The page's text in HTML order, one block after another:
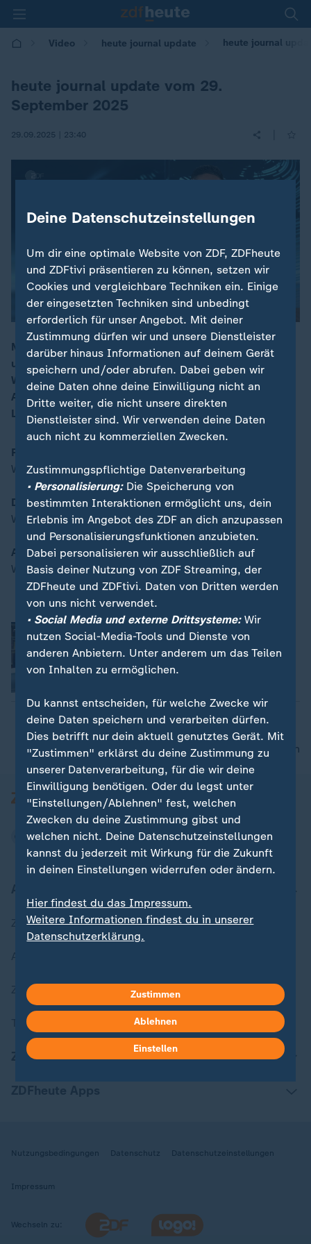
Video heute journal update heute journal
heute journal update vom 29.
September 2025
29.09.2025 | 23:40
00:16
Mit den Themen: Friedensplan für Gaza? - Was Trump
und Netanjahu verhandeln; Drohnen und Diplomatie -
Was EU und NATO Putin entgegensetzen;
Aktionswoche gegen Verschwendung - Warum
Lebensmittel im Müll landen
Friedensplan für Gaza?
Was Trump und Netanjahu verhandeln
Drohnen und Diplomatie
Was EU und NATO Putin entgegensetzen
Aktionswoche gegen Verschwendung
Warum Lebensmittel im Müll landen
"Viel Optimismus kann ich nicht
versprühen"
nach oben
Zuletzt veröffentlicht
ZDFheute Stories
Themen im Überblick
ZDFheute Update
Nutzungsbedingungen Datenschutz Datenschutzeinstellungen
Impressum
Wechseln zu:
Deine Datenschutzeinstellungen
Um dir eine optimale Website von ZDF, ZDFheute
und ZDFtivi präsentieren zu können, setzen wir
Cookies und vergleichbare Techniken ein. Einige
der eingesetzten Techniken sind unbedingt
erforderlich für unser Angebot. Mit deiner
Zustimmung dürfen wir und unsere Dienstleister
darüber hinaus Informationen auf deinem Gerät
speichern und/oder abrufen. Dabei geben wir
deine Daten ohne deine Einwilligung nicht an
Dritte weiter, die nicht unsere direkten
Dienstleister sind. Wir verwenden deine Daten
auch nicht zu kommerziellen Zwecken.
Zustimmungspflichtige Datenverarbeitung
• Personalisierung:Die Speicherung von
bestimmten Interaktionen ermöglicht uns, dein
Erlebnis im Angebot des ZDF an dich anzupassen
und Personalisierungsfunktionen anzubieten.
Dabei personalisieren wir ausschließlich auf
Basis deiner Nutzung von ZDF Streaming, der
ZDFheute und ZDFtivi. Daten von Dritten werden
von uns nicht verwendet.
• Social Media und externe Drittsysteme:Wir
nutzen Social-Media-Tools und Dienste von
anderen Anbietern. Unter anderem um das Teilen
von Inhalten zu ermöglichen.
Du kannst entscheiden, für welche Zwecke wir
deine Daten speichern und verarbeiten dürfen.
Dies betrifft nur dein aktuell genutztes Gerät. Mit
"Zustimmen" erklärst du deine Zustimmung zu
unserer Datenverarbeitung, für die wir deine
Einwilligung benötigen. Oder du legst unter
"Einstellungen/Ablehnen" fest, welchen
Zwecken du deine Zustimmung gibst und
welchen nicht. Deine Datenschutzeinstellungen
kannst du jederzeit mit Wirkung für die Zukunft
in deinen Einstellungen widerrufen oder ändern.
Hier findest du das Impressum.
Weitere Informationen findest du in unserer
Datenschutzerklärung.
Zustimmen
Ablehnen
Einstellen